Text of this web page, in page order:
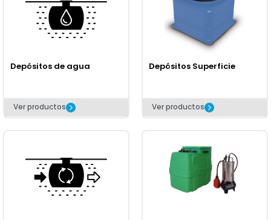
Depósitos de agua
Ver productos
Depósitos Superficie
Ver productos